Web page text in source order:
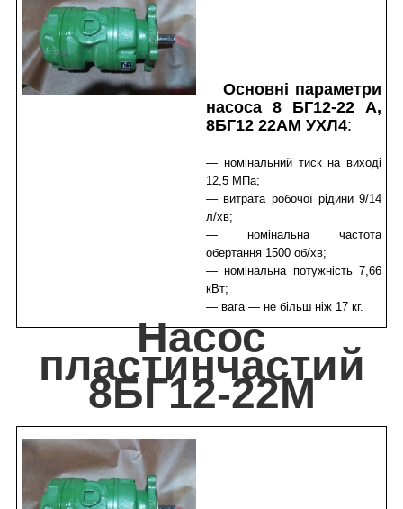
Основні параметри
насоса 8 БГ12-22 А,
8БГ12 22АМ УХЛ4:
— номінальний тиск на виході
12,5 МПа;
— витрата робочої рідини 9/14
л/хв;
— номінальна частота
обертання 1500 об/хв;
— номінальна потужність 7,66
кВт;
— вага — не більш ніж 17 кг.
Насос
пластинчастий
8БГ12-22М